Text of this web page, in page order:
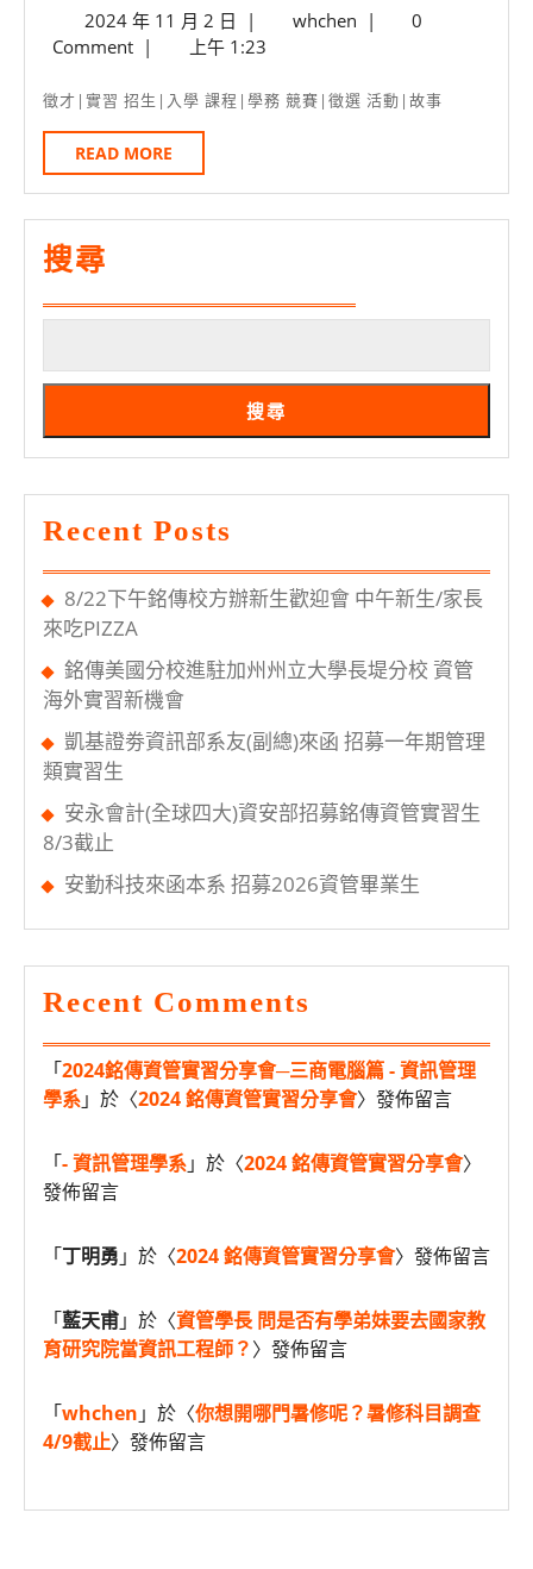
報
育
盃
2024 年 11 月 2 日 2024
年
月
| whchenwhchen
|
0
Comment | 上午 1:23
徵才|實習 招生|入學 課程|學務 競賽|徵選 活動|故事
READ MORE
MORE
搜尋
搜尋
Recent Posts
8/22下午銘傳校方辦新生歡迎會 中午新生/家長
來吃PIZZA
銘傳美國分校進駐加州州立大學長堤分校 資管
海外實習新機會
凱基證劵資訊部系友(副總)來函 招募一年期管理
類實習生
安永會計(全球四大)資安部招募銘傳資管實習生
8/3截止
安勤科技來函本系 招募2026資管畢業生
Recent Comments
「2024銘傳資管實習分享會─三商電腦篇 - 資訊管理
學系」於〈2024 銘傳資管實習分享會〉發佈留言
「- 資訊管理學系」於〈2024 銘傳資管實習分享會〉
發佈留言
「丁明勇 」於〈2024 銘傳資管實習分享會〉發佈留言
「藍天甫」於〈資管學長 問是否有學弟妹要去國家教
育研究院當資訊工程師？〉發佈留言
「whchen 」於〈你想開哪門暑修呢？暑修科目調查
4/9截止〉發佈留言